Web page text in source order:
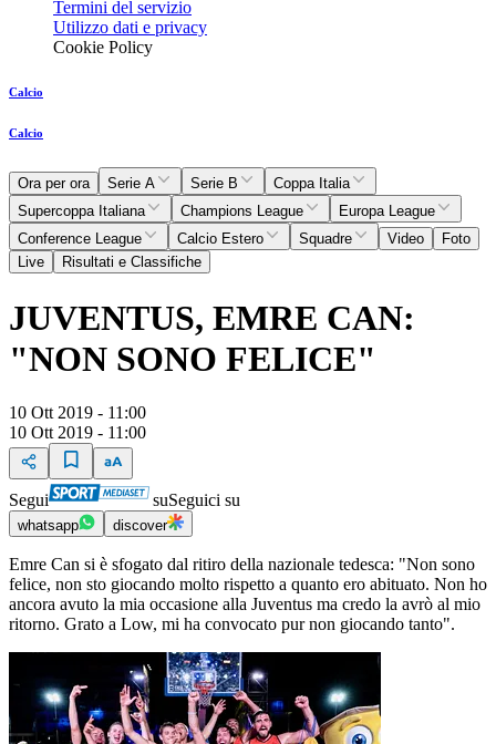
Termini del servizio
Utilizzo dati e privacy
Cookie Policy
Calcio
Calcio
Ora per ora Serie A Serie B
Coppa Italia
Supercoppa Italiana
Champions League
Europa League
Conference League
Calcio Estero Squadre Video
Foto
Live
Risultati e Classifiche
JUVENTUS, EMRE CAN:
"NON SONO FELICE"
10 Ott 2019 - 11:00
10 Ott 2019 - 11:00
Segui suSeguici su
whatsapp discover
Emre Can si è sfogato dal ritiro della nazionale tedesca: "Non sono
felice, non sto giocando molto rispetto a quanto ero abituato. Non ho
ancora avuto la mia occasione alla Juventus ma credo la avrò al mio
ritorno. Grato a Low, mi ha convocato pur non giocando tanto".